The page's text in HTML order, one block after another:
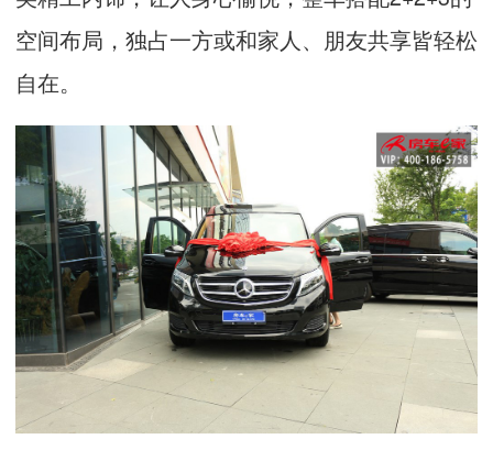
空间布局，独占一方或和家人、朋友共享皆轻松
自在。